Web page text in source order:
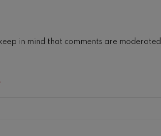
in mind that comments are moderated